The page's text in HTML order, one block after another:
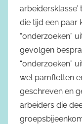
die tijd een paar
“onderzoeken”
gevolgen
“onderzoeken”
wel pamfletten
geschreven en
arbeiders die